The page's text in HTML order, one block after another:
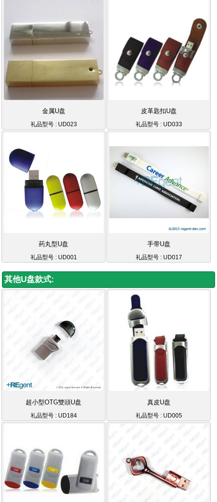
金属U盘
礼品型号 : UD023
皮革匙扣U盘
礼品型号 : UD033
药丸型U盘
礼品型号 : UD001
手带U盘
礼品型号 : UD017
其他U盘款式:
超小型OTG雙頭U盘
礼品型号 : UD184
真皮U盘
礼品型号 : UD005